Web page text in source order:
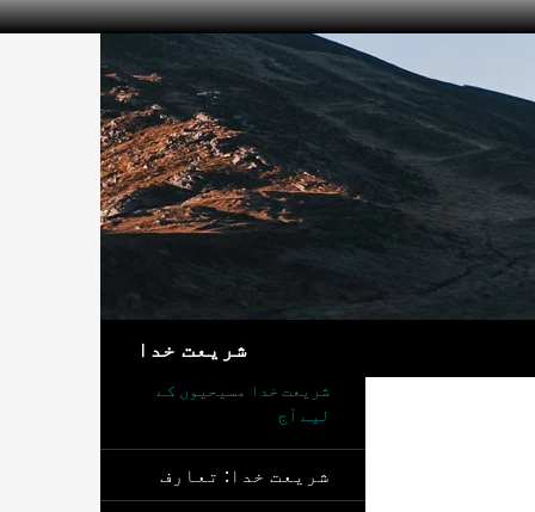
شریعت خدا
شریعت خدا مسیحیوں کے
لیے آج
شریعت خدا: تعارف